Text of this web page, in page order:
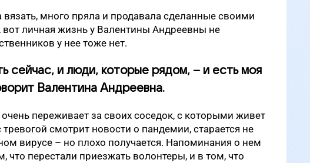
много пряла и продавала сделанные своими
вот личная жизнь у Валентины Андреевны не
у нее тоже нет.
сейчас, и люди, которые рядом, – и есть моя
Валентина Андреевна.
переживает за своих соседок, с которыми живет
смотрит новости о пандемии, старается не
вирусе – но плохо получается. Напоминания о нем
что перестали приезжать волонтеры, и в том, что